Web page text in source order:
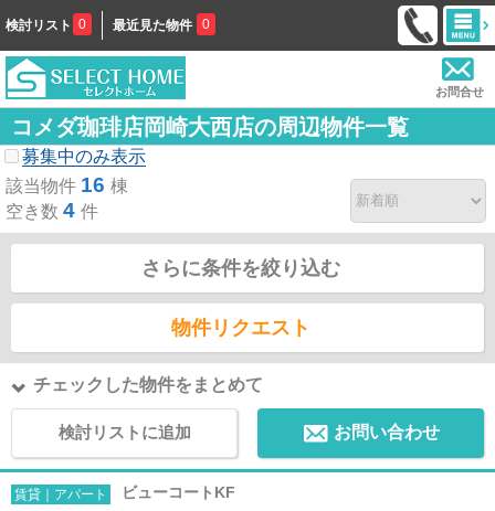
検討リスト 0 最近見た物件 0
お問合せ
コメダ珈琲店岡崎大西店の周辺物件一覧
募集中のみ表示
該当物件 16 棟
空き数 4 件
さらに条件を絞り込む
物件リクエスト
チェックした物件をまとめて
検討リストに追加 お問い合わせ
賃貸｜アパート ビューコートKF